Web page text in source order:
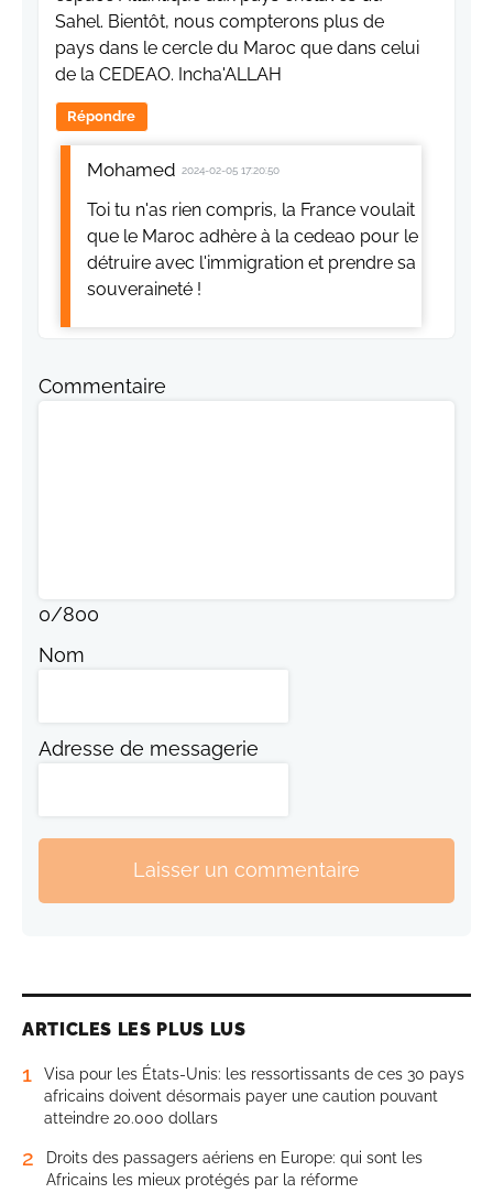
Sahel. Bientôt, nous compterons plus de
pays dans le cercle du Maroc que dans celui
de la CEDEAO. Incha'ALLAH
Répondre
Mohamed 2024-02-05 17:20:50
Toi tu n'as rien compris, la France voulait
que le Maroc adhère à la cedeao pour le
détruire avec l'immigration et prendre sa
souveraineté !
Commentaire
0/800
Nom
Adresse de messagerie
Laisser un commentaire
ARTICLES LES PLUS LUS
1
Visa pour les États-Unis: les ressortissants de ces 30 pays
africains doivent désormais payer une caution pouvant
atteindre 20.000 dollars
2
Droits des passagers aériens en Europe: qui sont les
Africains les mieux protégés par la réforme